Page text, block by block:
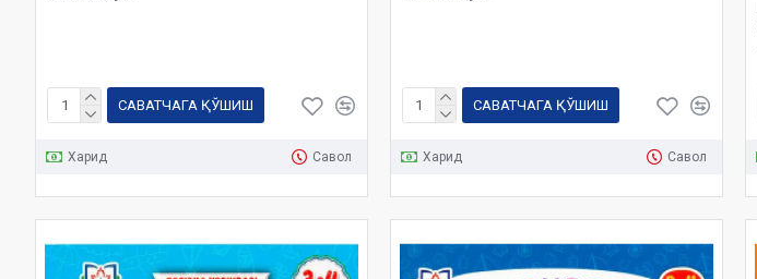
САВАТЧАГА ҚЎШИШ
Харид Савол
САВАТЧАГА ҚЎШИШ
Харид Савол